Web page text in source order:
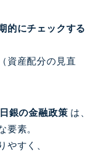
的にチェックする
資産配分の見直
銀の金融政策 は、
要素。
やすく、